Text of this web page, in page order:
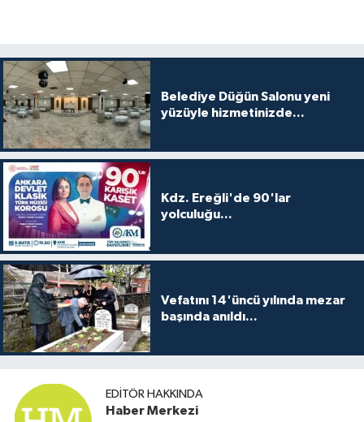
Belediye Düğün Salonu yeni
yüzüyle hizmetinizde...
Kdz. Ereğli'de 90'lar
yolculuğu...
Vefatını 14'üncü yılında mezar
başında anıldı...
EDITÖR HAKKINDA
Haber Merkezi